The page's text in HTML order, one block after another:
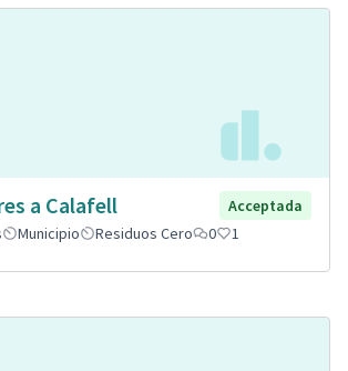
a Calafell
Acceptada
Municipio Residuos Cero 0 1